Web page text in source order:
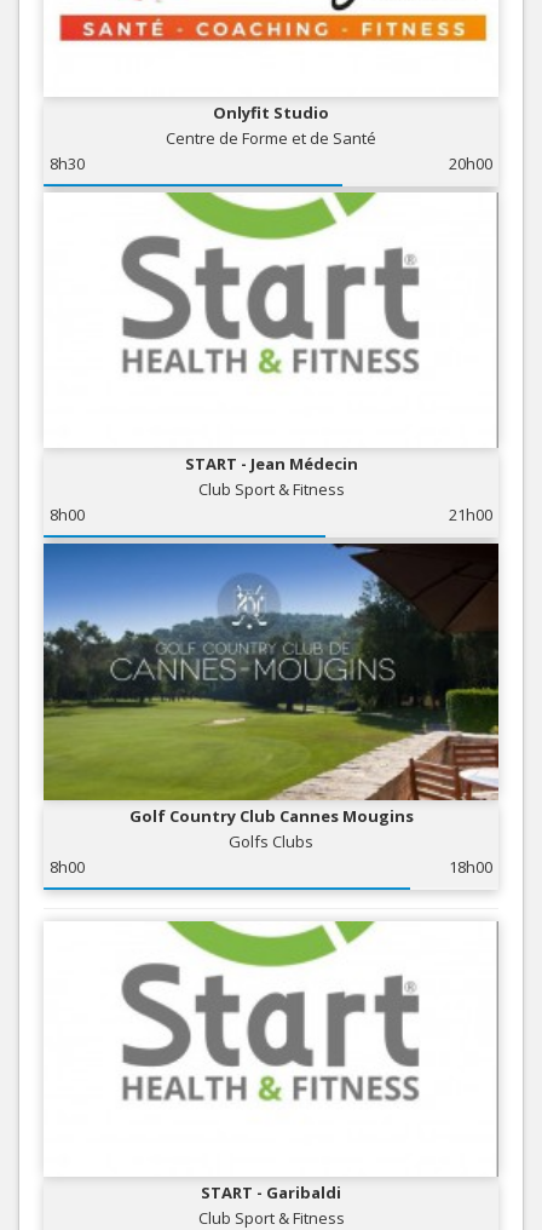
Onlyfit Studio
Centre de Forme et de Santé
8h30
20h00
START - Jean Médecin
Club Sport & Fitness
8h00
21h00
Golf Country Club Cannes Mougins
Golfs Clubs
8h00
18h00
START - Garibaldi
Club Sport & Fitness